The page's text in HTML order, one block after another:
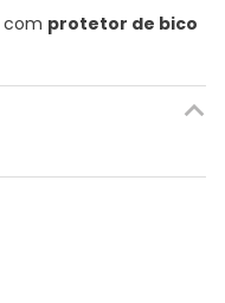
com protetor de bico